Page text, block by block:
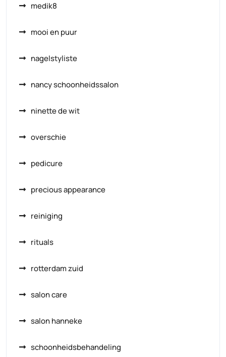
medik8
mooi en puur
nagelstyliste
nancy schoonheidssalon
ninette de wit
overschie
pedicure
precious appearance
reiniging
rituals
rotterdam zuid
salon care
salon hanneke
schoonheidsbehandeling